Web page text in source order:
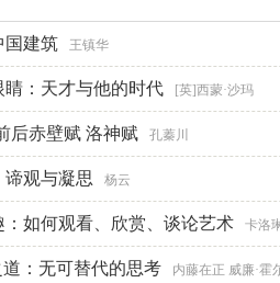
国建筑 王镇华
睛：天才与他的时代 [英]西蒙·沙玛
后赤壁赋 洛神赋 孔蓁川
谛观与凝思 杨云
：如何观看、欣赏、谈论艺术 卡洛
道：无可替代的思考 内藤在正 威廉·霍